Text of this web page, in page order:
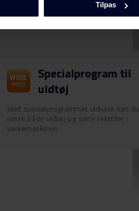
Tilpas
Specialprogram til
uldtøj
Med specialprogrammet uldvask kan du
vaske både uldtøj og sarte tekstiler i
vaskemaskinen.